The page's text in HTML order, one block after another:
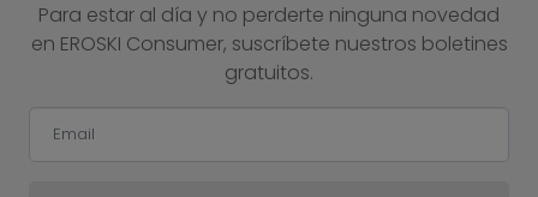
Para estar al día y no perderte ninguna novedad
en EROSKI Consumer, suscríbete nuestros boletines
gratuitos.